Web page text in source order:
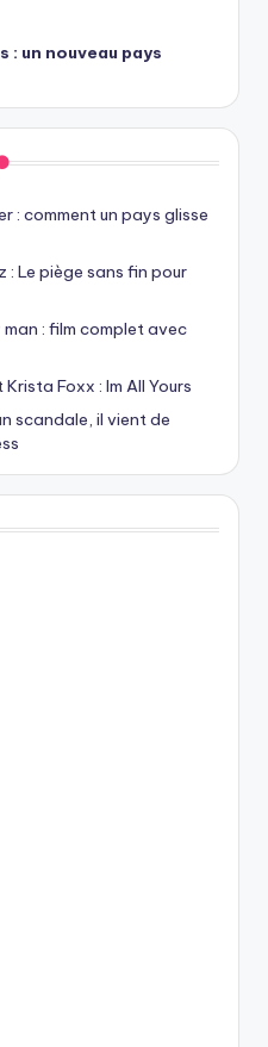
: un nouveau pays
: comment un pays glisse
: Le piège sans fin pour
man : film complet avec
Foxx : Im All Yours
scandale, il vient de